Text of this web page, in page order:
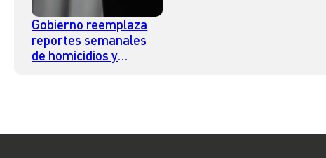
Gobierno reemplaza
reportes semanales
de homicidios y